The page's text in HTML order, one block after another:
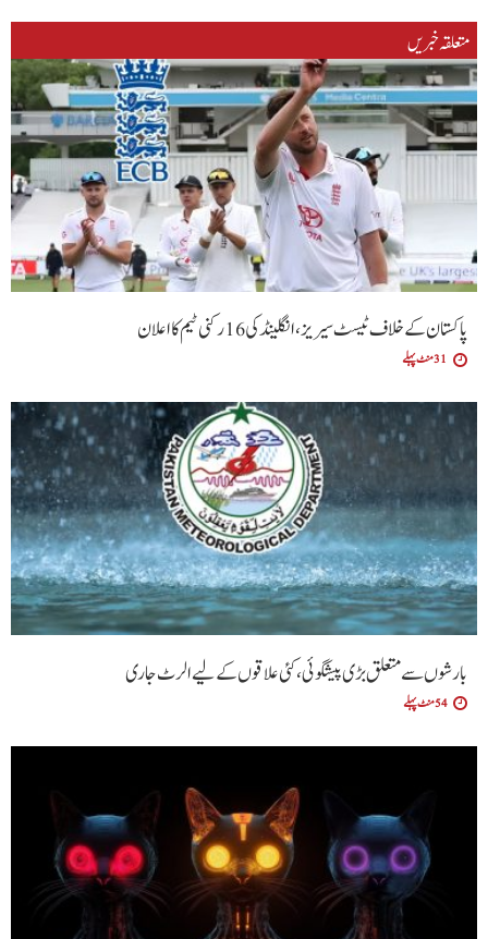
متعلقہ خبریں
پاکستان کے خلاف ٹیسٹ سیریز، انگلینڈ کی 16 رکنی ٹیم کا اعلان
31 منٹ پہلے
بارشوں سے متعلق بڑی پیشگوئی، کئی علاقوں کے لیے الرٹ جاری
54 منٹ پہلے